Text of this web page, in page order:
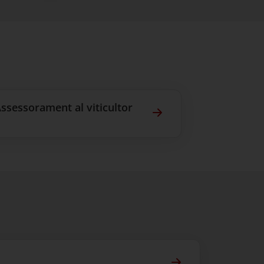
i foliars
al viticultor
Assessorament al